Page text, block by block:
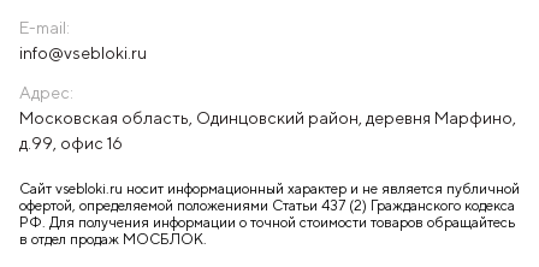
E-mail:
info@vsebloki.ru
Адрес:
Московская область, Одинцовский район, деревня Марфино,
д.99, офис 16
Сайт vsebloki.ru носит информационный характер и не является публичной
офертой, определяемой положениями Статьи 437 (2) Гражданского кодекса
РФ. Для получения информации о точной стоимости товаров обращайтесь
в отдел продаж МОСБЛОК.